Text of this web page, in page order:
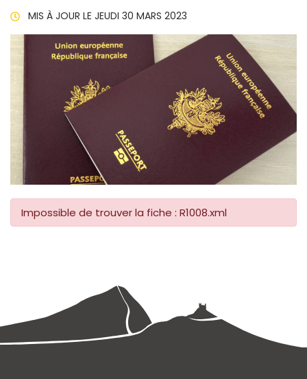
MIS À JOUR LE JEUDI 30 MARS 2023
Impossible de trouver la fiche : R1008.xml